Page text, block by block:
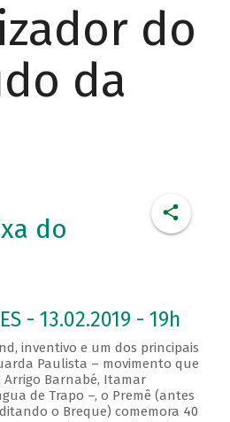
do
da
do
- 13.02.2019 - 19h
inventivo e um dos principais
Paulista – movimento que
Barnabé, Itamar
de Trapo –, o Premê (antes
o Breque) comemora 40